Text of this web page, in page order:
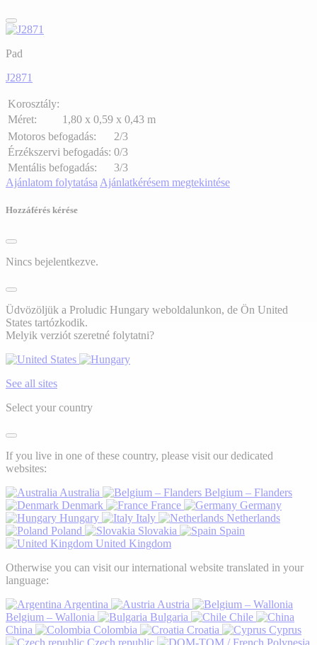
Pad
J2871
Korosztály:
Méret:
1,80 x 0,59 x 0,43 m
Motoros befogadás:
2/3
Érzékszervi befogadás: 0/3
Mentális befogadás:
3/3
Ajánlatom folytatása Ajánlatkérésem megtekintése
Hozzáférés kérése
Nincs bejelentkezve.
Üdvözöljük a Proludic Hungary weboldalunkon, de Ön United
States tartózkodik.
Melyik verziót szeretné folytatni?
See all sites
Select your country
If you live in one of these country, please visit our dedicated
websites:
Australia
Belgium – Flanders
Denmark
France
Germany
Hungary
Italy
Netherlands
Poland
Slovakia
Spain
United Kingdom
Otherwise you can visit our international website translated in your
language:
Argentina
Austria
Belgium – Wallonia
Bulgaria
Chile
China
Colombia Croatia
Cyprus